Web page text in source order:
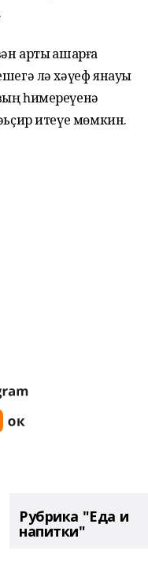
артыҡ ашарға
лә хәүеф янауы
һимереүенә
итеүе мөмкин.
Рубрика "Еда и
напитки"